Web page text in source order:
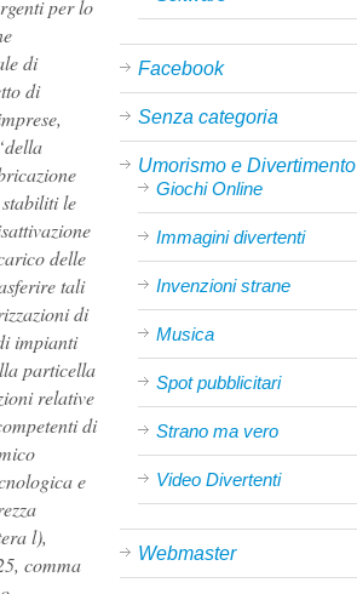
Facebook
Senza categoria
Umorismo e Divertimento
Giochi Online
Immagini divertenti
Invenzioni strane
Musica
Spot pubblicitari
Strano ma vero
Video Divertenti
Webmaster